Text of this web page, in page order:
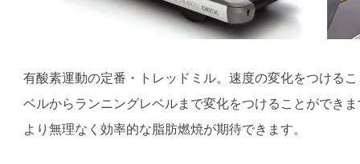
有酸素運動の定番・トレッドミル。速度の変化をつける
ベルからランニングレベルまで変化をつけることができ
より無理なく効率的な脂肪燃焼が期待できます。